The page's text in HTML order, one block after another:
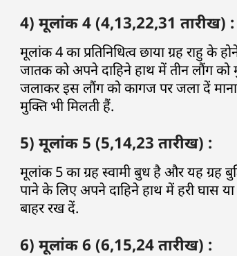
4) मूलांक 4 (4,13,22,31 तारीख) :
मूलांक 4 का प्रतिनिधित्व छाया ग्रह राहु
जातक को अपने दाहिने हाथ में तीन लौंग को
जलाकर इस लौंग को कागज पर जला दें
मुक्ति भी मिलती हैं.
5) मूलांक 5 (5,14,23 तारीख) :
मूलांक 5 का ग्रह स्वामी बुध है और यह ग्रह
पाने के लिए अपने दाहिने हाथ में हरी घास
बाहर रख दें.
6) मूलांक 6 (6,15,24 तारीख) :